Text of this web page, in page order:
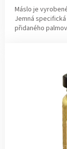
Máslo je
Jemná
přidaného